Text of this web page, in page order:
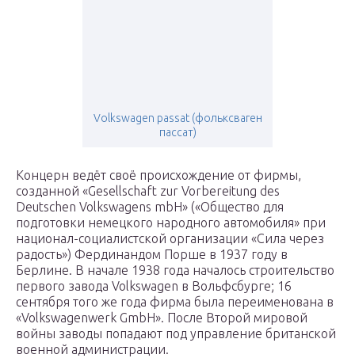
Volkswagen passat (фольксваген
пассат)
Концерн ведёт своё происхождение от фирмы,
созданной «Gesellschaft zur Vorbereitung des
Deutschen Volkswagens mbH» («Общество для
подготовки немецкого народного автомобиля» при
национал-социалистской организации «Сила через
радость») Фердинандом Порше в 1937 году в
Берлине. В начале 1938 года началось строительство
первого завода Volkswagen в Вольфсбурге; 16
сентября того же года фирма была переименована в
«Volkswagenwerk GmbH». После Второй мировой
войны заводы попадают под управление британской
военной администрации.